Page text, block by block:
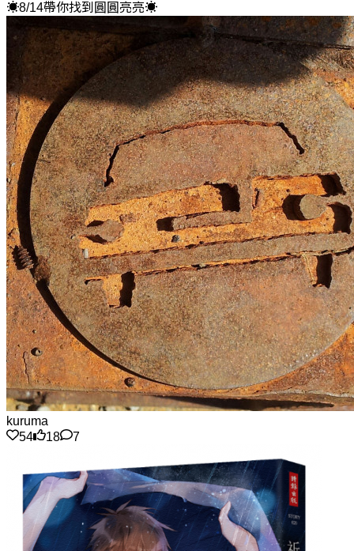
☀8/14帶你找到圓圓亮亮☀
kuruma
54
18 7